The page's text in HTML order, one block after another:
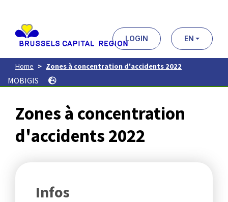
contenu
principal
LOGIN EN
Home Zones à concentration d'accidents 2022
MOBIGIS
Zones à concentration
d'accidents 2022
Infos